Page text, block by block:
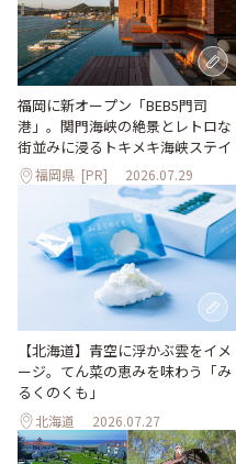
福岡に新オープン「BEB5門司
港」。関門海峡の絶景とレトロな
街並みに浸るトキメキ海峡ステイ
福岡県 [PR] 2026.07.29
【北海道】青空に浮かぶ雲をイメ
ージ。てん菜の恵みを味わう「み
るくのくも」
北海道 2026.07.27